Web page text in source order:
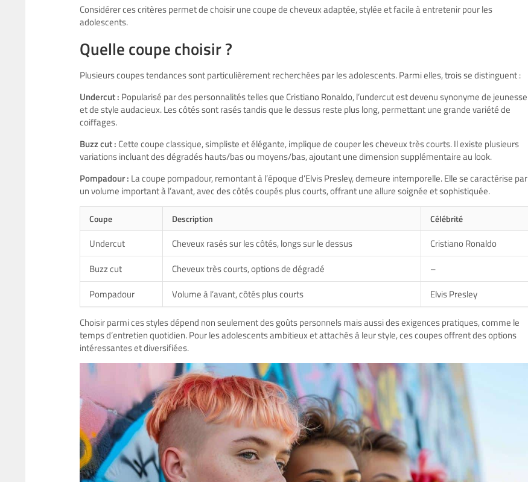
Considérer ces critères permet de choisir une coupe de cheveux adaptée, stylée et facile à entretenir pour les
adolescents.
Quelle coupe choisir ?
Plusieurs coupes tendances sont particulièrement recherchées par les adolescents. Parmi elles, trois se distinguent :
Undercut : Popularisé par des personnalités telles que Cristiano Ronaldo, l’undercut est devenu synonyme de jeunesse
et de style audacieux. Les côtés sont rasés tandis que le dessus reste plus long, permettant une grande variété de
coiffages.
Buzz cut : Cette coupe classique, simpliste et élégante, implique de couper les cheveux très courts. Il existe plusieurs
variations incluant des dégradés hauts/bas ou moyens/bas, ajoutant une dimension supplémentaire au look.
Pompadour : La coupe pompadour, remontant à l’époque d’Elvis Presley, demeure intemporelle. Elle se caractérise par
un volume important à l’avant, avec des côtés coupés plus courts, offrant une allure soignée et sophistiquée.
Coupe Description Célébrité
Undercut Cheveux rasés sur les côtés, longs sur le dessus
Cristiano Ronaldo
Buzz cut
Cheveux très courts, options de dégradé
–
Pompadour
Volume à l’avant, côtés plus courts Elvis Presley
Choisir parmi ces styles dépend non seulement des goûts personnels mais aussi des exigences pratiques, comme le
temps d’entretien quotidien. Pour les adolescents ambitieux et attachés à leur style, ces coupes offrent des options
intéressantes et diversifiées.